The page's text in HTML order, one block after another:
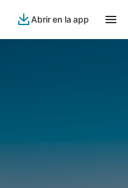
Abrir en la app